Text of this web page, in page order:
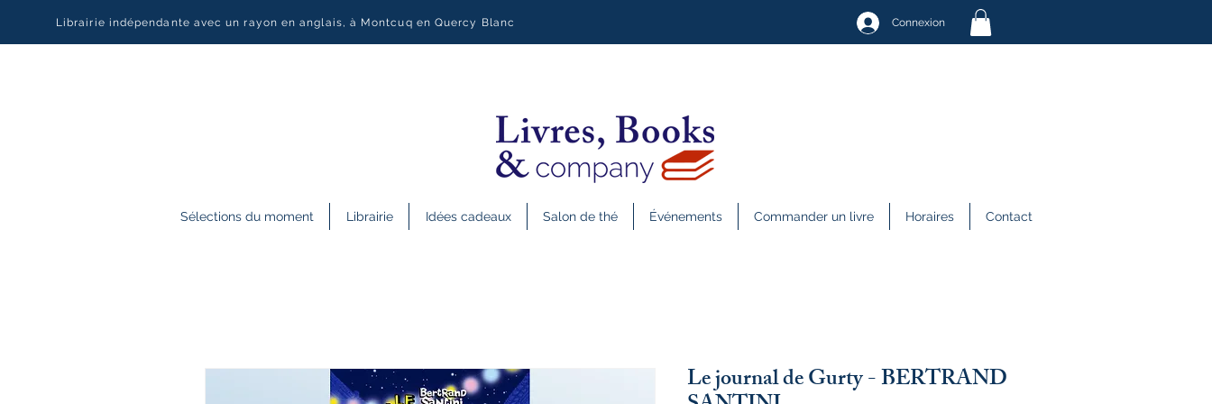
Librairie indépendante avec un rayon en anglais, à Montcuq en Quercy Blanc Connexion
Sélections du moment Librairie Idées cadeaux Salon de thé Événements Commander un livre Horaires Contact
Le journal de Gurty - BERTRAND